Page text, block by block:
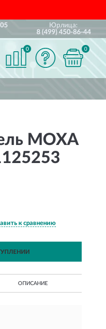
ПО ВСЕЙ РОССИИ
Юрлица:
8 (499) 450-86-44
0 0
MOXA
к сравнению
ОПИСАНИЕ